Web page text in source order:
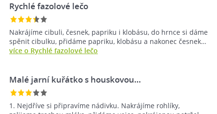
Rychlé fazolové lečo
Nakrájíme cibuli, česnek, papriku i klobásu, do hrnce si dáme
spěnit cibulku, přidáme papriku, klobásu a nakonec česnek…
více o Rychlé fazolové lečo
Malé jarní kuřátko s houskovou…
1. Nejdříve si připravíme nádivku. Nakrájíme rohlíky,